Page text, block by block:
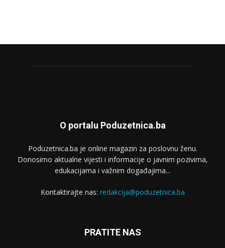
O portalu Poduzetnica.ba
Poduzetnica.ba je online magazin za poslovnu ženu.
Donosimo aktualne vijesti i informacije o javnim pozivima,
edukacijama i važnim događajima...
Kontaktirajte nas: redakcija@poduzetnica.ba
PRATITE NAS